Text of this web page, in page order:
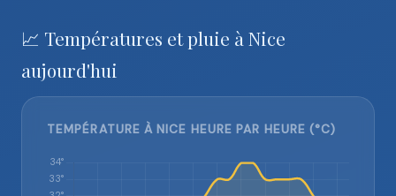
📈 Températures et pluie à Nice
aujourd'hui
TEMPÉRATURE À NICE HEURE PAR HEURE (°C)